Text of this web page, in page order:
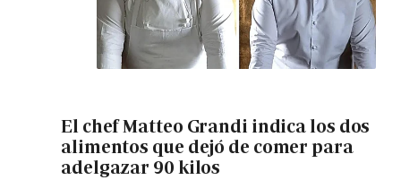
El chef Matteo Grandi indica los dos
alimentos que dejó de comer para
adelgazar 90 kilos